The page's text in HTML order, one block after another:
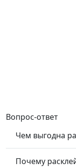
Вопрос-ответ
Чем выгодна
Почему